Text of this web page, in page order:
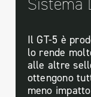
Il GT-5 è
lo rende
alle altre
ottengono
meno